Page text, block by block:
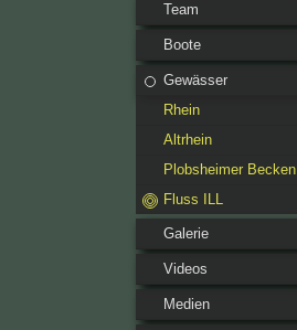
Team
Boote
Gewässer
Rhein
Altrhein
Plobsheimer Becken
Fluss ILL
Galerie
Videos
Medien